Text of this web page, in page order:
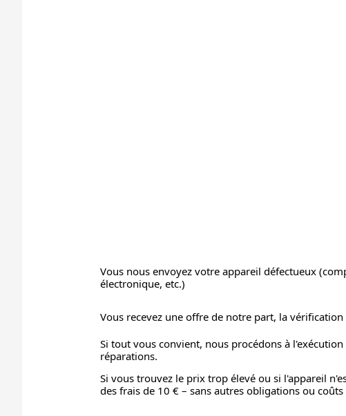
Vous nous envoyez votre appareil défectueux
électronique, etc.)
Vous recevez une offre de notre part, la
Si tout vous convient, nous procédons à
réparations.
Si vous trouvez le prix trop élevé ou si l'appareil
des frais de 10 € – sans autres obligations ou coûts